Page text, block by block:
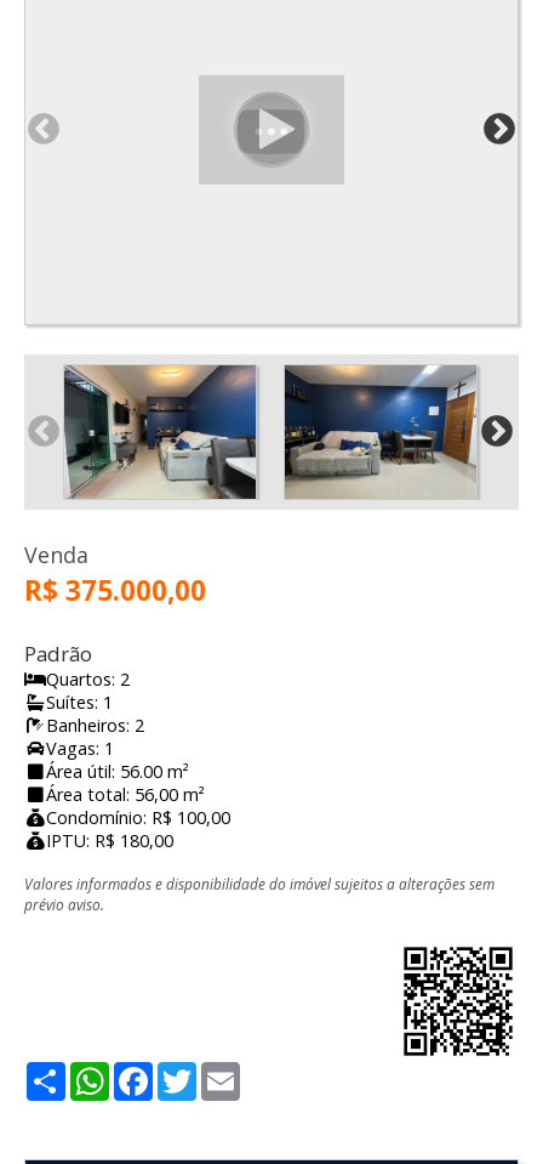
Venda
R$ 375.000,00
Padrão
Quartos: 2
Suítes: 1
Banheiros: 2
Vagas: 1
Área útil: 56.00 m²
Área total: 56,00 m²
Condomínio: R$ 100,00
IPTU: R$ 180,00
Valores informados e disponibilidade do imóvel sujeitos a alterações sem
prévio aviso.
ShareWhatsApp
Facebook
Twitter